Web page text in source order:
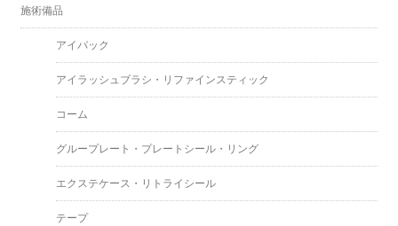
施術備品
アイパック
アイラッシュブラシ・リファインスティック
コーム
グループレート・プレートシール・リング
エクステケース・リトライシール
テープ